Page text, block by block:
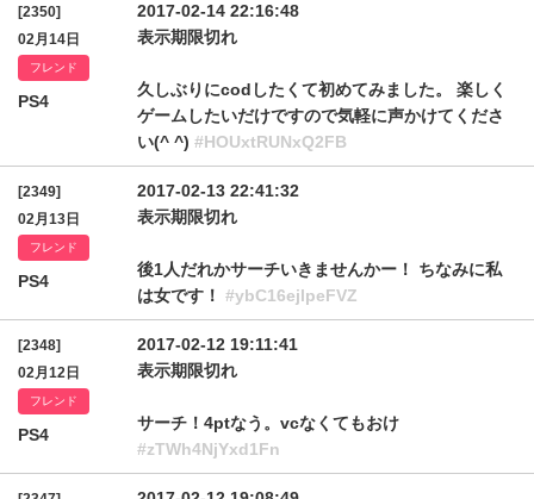
[2350]
02月14日
フレンド
PS4
2017-02-14 22:16:48
表示期限切れ
久しぶりにcodしたくて初めてみました。 楽しく
ゲームしたいだけですので気軽に声かけてくださ
い(^ ^) #HOUxtRUNxQ2FB
[2349]
02月13日
フレンド
PS4
2017-02-13 22:41:32
表示期限切れ
後1人だれかサーチいきませんかー！ ちなみに私
は女です！ #ybC16ejlpeFVZ
[2348]
02月12日
フレンド
PS4
2017-02-12 19:11:41
表示期限切れ
サーチ！4ptなう。vcなくてもおけ
#zTWh4NjYxd1Fn